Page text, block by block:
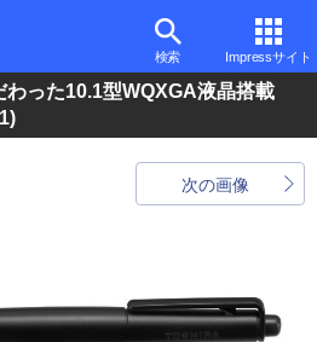
検索 Impressサイト
った10.1型WQXGA液晶搭載
次の画像